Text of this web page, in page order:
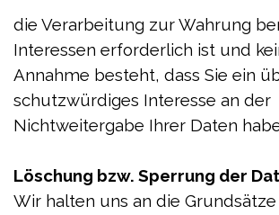
die Verarbeitung zur Wahrung
Interessen erforderlich ist und
Annahme besteht, dass Sie ein
schutzwürdiges Interesse an der
Nichtweitergabe Ihrer Daten
Löschung bzw. Sperrung der
Wir halten uns an die